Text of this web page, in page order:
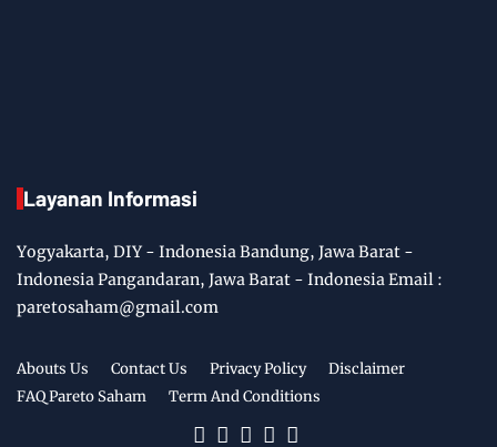
Layanan Informasi
Yogyakarta, DIY - Indonesia Bandung, Jawa Barat -
Indonesia Pangandaran, Jawa Barat - Indonesia Email :
paretosaham@gmail.com
Abouts Us Contact Us Privacy Policy
Disclaimer
FAQ Pareto Saham
Term And Conditions